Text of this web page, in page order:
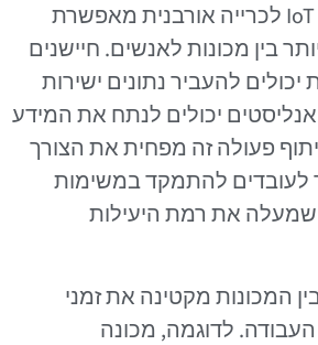
הכנסת טכנולוגיות IoT לכרייה אורבנית מאפשרת
בין מכונות לאנשים. חיישנים
להעביר נתונים ישירות
יכולים לנתח את המידע
פעולה זה מפחית את הצורך
לעובדים להתמקד במשימות
שמעלה את רמת היעילות
המכונות מקטינה את זמני
לדוגמה, מכונה